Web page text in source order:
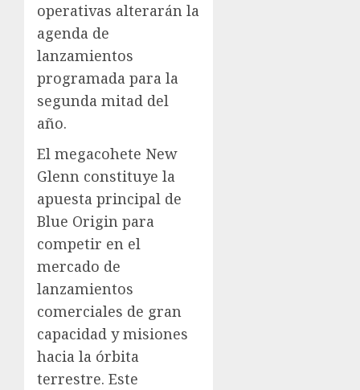
operativas alterarán la
agenda de
lanzamientos
programada para la
segunda mitad del
año.
El megacohete New
Glenn constituye la
apuesta principal de
Blue Origin para
competir en el
mercado de
lanzamientos
comerciales de gran
capacidad y misiones
hacia la órbita
terrestre. Este